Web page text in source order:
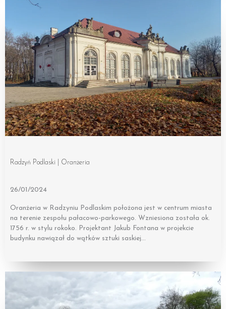
Radzyń Podlaski | Oranżeria
26/01/2024
Oranżeria w Radzyniu Podlaskim położona jest w centrum miasta
na terenie zespołu pałacowo-parkowego. Wzniesiona została ok.
1756 r. w stylu rokoko. Projektant Jakub Fontana w projekcie
budynku nawiązał do wątków sztuki saskiej…